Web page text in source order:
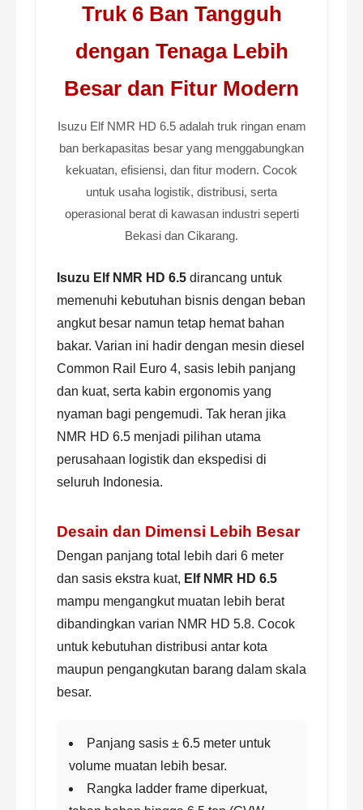
Truk 6 Ban Tangguh
dengan Tenaga Lebih
Besar dan Fitur Modern
Isuzu Elf NMR HD 6.5 adalah truk ringan enam
ban berkapasitas besar yang menggabungkan
kekuatan, efisiensi, dan fitur modern. Cocok
untuk usaha logistik, distribusi, serta
operasional berat di kawasan industri seperti
Bekasi dan Cikarang.
Isuzu Elf NMR HD 6.5 dirancang untuk
memenuhi kebutuhan bisnis dengan beban
angkut besar namun tetap hemat bahan
bakar. Varian ini hadir dengan mesin diesel
Common Rail Euro 4, sasis lebih panjang
dan kuat, serta kabin ergonomis yang
nyaman bagi pengemudi. Tak heran jika
NMR HD 6.5 menjadi pilihan utama
perusahaan logistik dan ekspedisi di
seluruh Indonesia.
Desain dan Dimensi Lebih Besar
Dengan panjang total lebih dari 6 meter
dan sasis ekstra kuat, Elf NMR HD 6.5
mampu mengangkut muatan lebih berat
dibandingkan varian NMR HD 5.8. Cocok
untuk kebutuhan distribusi antar kota
maupun pengangkutan barang dalam skala
besar.
Panjang sasis ± 6.5 meter untuk
volume muatan lebih besar.
Rangka ladder frame diperkuat,